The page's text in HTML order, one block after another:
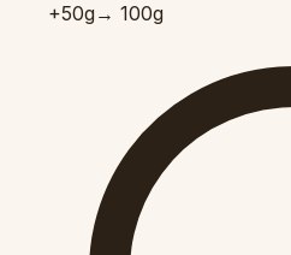
+50g→ 100g